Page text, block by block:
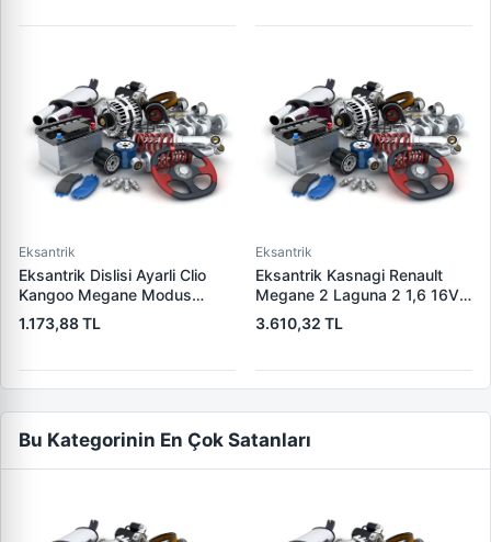
Eksantrik
Eksantrik Dislisi Ayarli Clio
Kangoo Megane Modus
Fluence 1.5DCI K9K (40 Dis) |
ZENON RN2037 | OEM
1.173,88 TL
Eksantrik
Eksantrik Kasnagi Renault
Megane 2 Laguna 2 1,6 16V
K4M | ZENON RN2005 | OEM
7701478505
3.610,32 TL
Bu Kategorinin En Çok Satanları